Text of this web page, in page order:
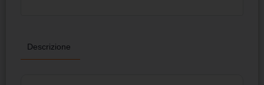
Descrizione